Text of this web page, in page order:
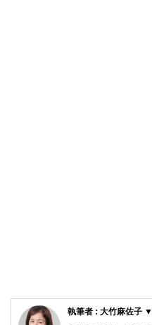
執筆者 : 大竹麻佐子 ▼